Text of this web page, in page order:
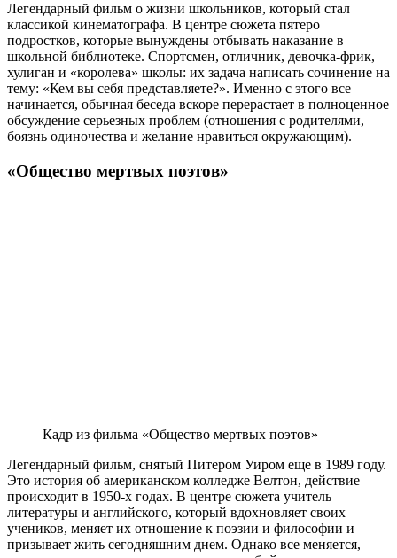
Легендарный фильм о жизни школьников, который стал
классикой кинематографа. В центре сюжета пятеро
подростков, которые вынуждены отбывать наказание в
школьной библиотеке. Спортсмен, отличник, девочка-фрик,
хулиган и «королева» школы: их задача написать сочинение на
тему: «Кем вы себя представляете?». Именно с этого все
начинается, обычная беседа вскоре перерастает в полноценное
обсуждение серьезных проблем (отношения с родителями,
боязнь одиночества и желание нравиться окружающим).
«Общество мертвых поэтов»
Кадр из фильма «Общество мертвых поэтов»
Легендарный фильм, снятый Питером Уиром еще в 1989 году.
Это история об американском колледже Велтон, действие
происходит в 1950-х годах. В центре сюжета учитель
литературы и английского, который вдохновляет своих
учеников, меняет их отношение к поэзии и философии и
призывает жить сегодняшним днем. Однако все меняется,